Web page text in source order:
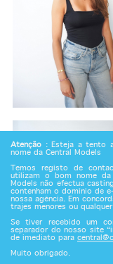
Atenção : Esteja a tento
nome da Central Models
Temos registo de
utilizam o bom nome da
Models não efectua
contenham o domínio de
nossa agência. Em
trajes menores ou
Se tiver recebido um
separador do nosso site
de imediato para
Muito obrigado.